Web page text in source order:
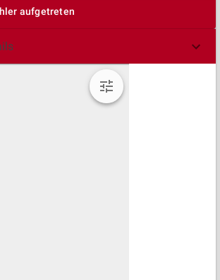
aufgetreten